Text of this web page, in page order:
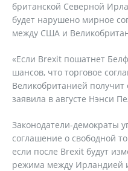
британской Северной
будет нарушено мирное
между США и
«Если Brexit пошатнет
шансов, что торговое
Великобританией получит
заявила в августе Нэнси
Законодатели-демократы
соглашение о свободной
если после Brexit будут
режима между Ирландией